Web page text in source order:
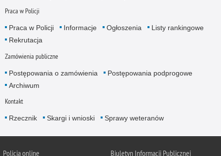
Praca w Policji
Praca w Policji Informacje Ogłoszenia
Listy rankingowe
Rekrutacja
Zamówienia publiczne
Postępowania o zamówienia
Postępowania podprogowe
Archiwum
Kontakt
Rzecznik Skargi i wnioski Sprawy weteranów
Policjaonline
Biuletyn Informacji Publicznej